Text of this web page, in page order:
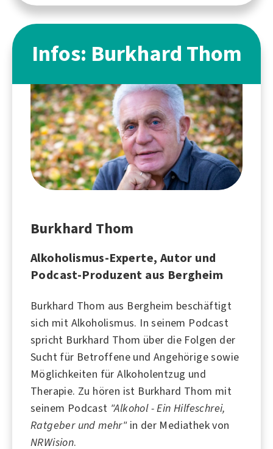
Infos: Burkhard Thom
Burkhard Thom
Alkoholismus-Experte, Autor und
Podcast-Produzent aus Bergheim
Burkhard Thom aus Bergheim beschäftigt
sich mit Alkoholismus. In seinem Podcast
spricht Burkhard Thom über die Folgen der
Sucht für Betroffene und Angehörige sowie
Möglichkeiten für Alkoholentzug und
Therapie. Zu hören ist Burkhard Thom mit
seinem Podcast "Alkohol - Ein Hilfeschrei,
Ratgeber und mehr"in der Mediathek von
NRWision.